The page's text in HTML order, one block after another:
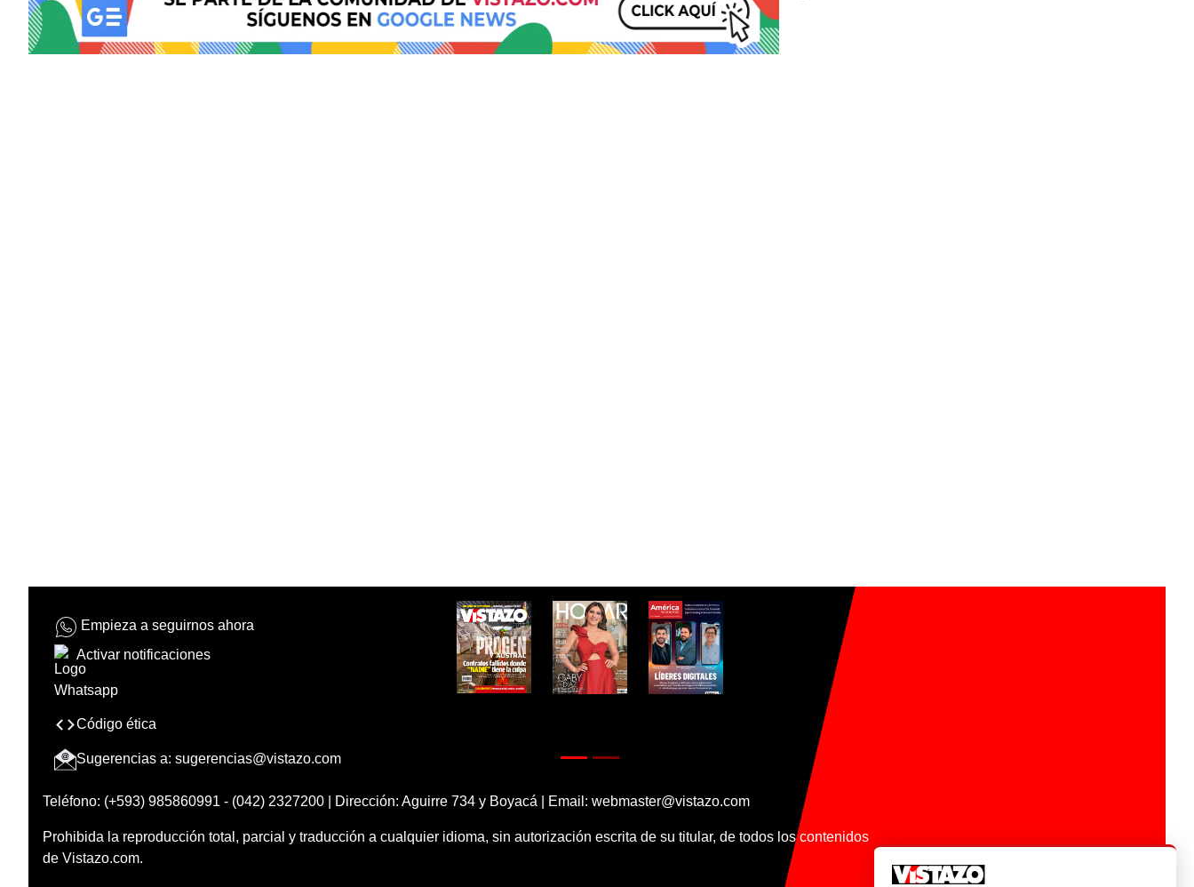
Empieza a seguirnos ahora
Activar notificaciones
Código ética
Sugerencias a: sugerencias@vistazo.com
Teléfono: (+593) 985860991 - (042) 2327200 | Dirección: Aguirre 734 y Boyacá | Email: webmaster@vistazo.com
Prohibida la reproducción total, parcial y traducción a cualquier idioma, sin autorización escrita de su titular, de todos los contenidos
de Vistazo.com.